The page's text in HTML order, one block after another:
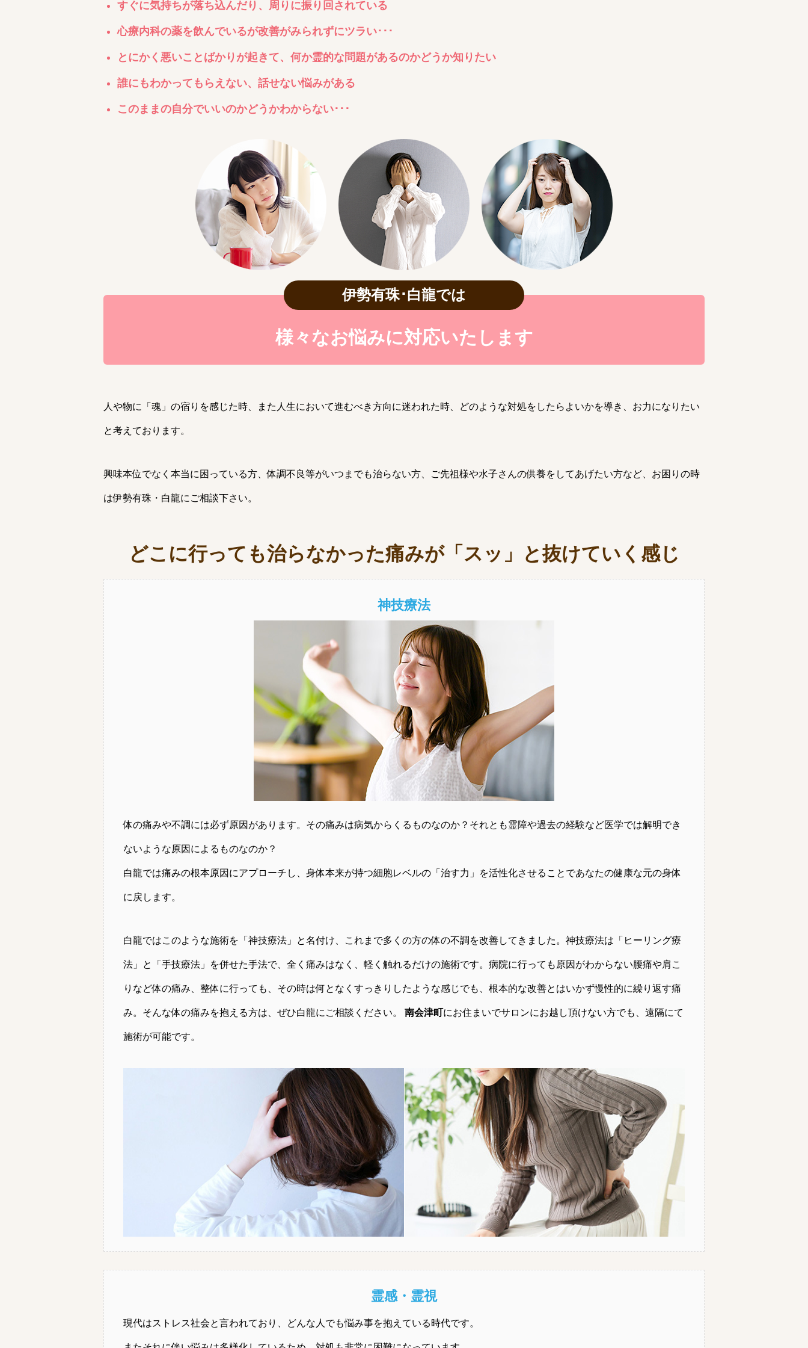
すぐに気持ちが落ち込んだり、周りに振り回されている
心療内科の薬を飲んでいるが改善がみられずにツラい･･･
とにかく悪いことばかりが起きて、何か霊的な問題があるのかどうか知りたい
誰にもわかってもらえない、話せない悩みがある
このままの自分でいいのかどうかわからない･･･
伊勢有珠･白龍では
様々なお悩みに対応いたします
人や物に「魂」の宿りを感じた時、また人生において進むべき方向に迷われた時、どのような対処をしたらよいかを導き、お力になりたい
と考えております。
興味本位でなく本当に困っている方、体調不良等がいつまでも治らない方、ご先祖様や水子さんの供養をしてあげたい方など、お困りの時
は伊勢有珠・白龍にご相談下さい。
どこに行っても治らなかった痛みが「スッ」と抜けていく感じ
神技療法
体の痛みや不調には必ず原因があります。その痛みは病気からくるものなのか？それとも霊障や過去の経験など医学では解明でき
ないような原因によるものなのか？
白龍では痛みの根本原因にアプローチし、身体本来が持つ細胞レベルの「治す力」を活性化させることであなたの健康な元の身体
に戻します。
白龍ではこのような施術を「神技療法」と名付け、これまで多くの方の体の不調を改善してきました。神技療法は「ヒーリング療
法」と「手技療法」を併せた手法で、全く痛みはなく、軽く触れるだけの施術です。病院に行っても原因がわからない腰痛や肩こ
りなど体の痛み、整体に行っても、その時は何となくすっきりしたような感じでも、根本的な改善とはいかず慢性的に繰り返す痛
み。そんな体の痛みを抱える方は、ぜひ白龍にご相談ください。 南会津町にお住まいでサロンにお越し頂けない方でも、遠隔にて
施術が可能です。
霊感・霊視
現代はストレス社会と言われており、どんな人でも悩み事を抱えている時代です。